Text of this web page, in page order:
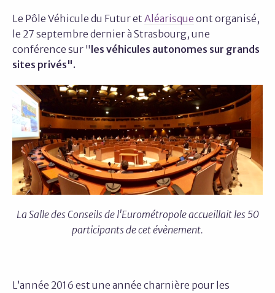
Le Pôle Véhicule du Futur et Aléarisque ont organisé,
le 27 septembre dernier à Strasbourg, une
conférence sur " les véhicules autonomes sur grands
sites privés".
La Salle des Conseils de l'Eurométropole accueillait les 50
participants de cet évènement.
L’année 2016 est une année charnière pour les